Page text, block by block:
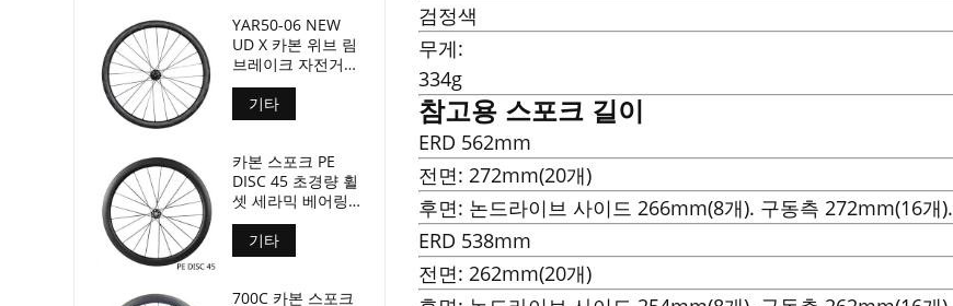
검정색
무게:
334g
참고용 스포크 길이
ERD 562mm
전면: 272mm(20개)
후면: 논드라이브 사이드 266mm(8개). 구동측 272mm(16개).
ERD 538mm
전면: 262mm(20개)
YAR50-06 NEW
UD X 카본 위브 림
브레이크 자전거
휠셋 50mm 깊이
29mm 너비
기타
카본 스포크 PE
DISC 45 초경량 휠
셋 세라믹 베어링
1280g 전용
기타
700C 카본 스포크